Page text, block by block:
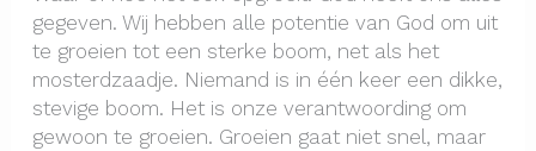
gegeven. Wij hebben alle potentie van God om uit
te groeien tot een sterke boom, net als het
mosterdzaadje. Niemand is in één keer een dikke,
stevige boom. Het is onze verantwoording om
gewoon te groeien. Groeien gaat niet snel, maar